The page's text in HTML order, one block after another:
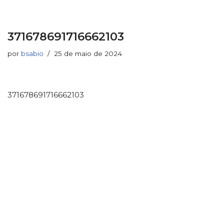
371678691716662103
por bsabio 25 de maio de 2024
371678691716662103